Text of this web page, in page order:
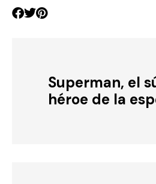
Superman, el
héroe de la